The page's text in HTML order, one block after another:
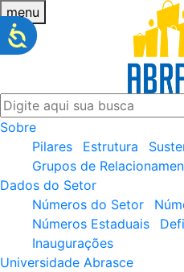
menu
Sobre
Pilares
Estrutura
Grupos de
Dados do Setor
Números do Setor
Números Estaduais
Inaugurações
Universidade Abrasce